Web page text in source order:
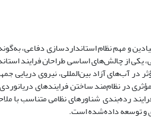
و مهم نظام استانداردسازی دفاعی،
یکی از چالش‌های اساسی طراحان فرایند
آب‌های آزاد بین‌المللی، نیروی دریایی
در نظام‌مند ساختن فرایندهای
رده‌بندی شناورهای نظامی متناسب با
و توسعه داده‌شده است.